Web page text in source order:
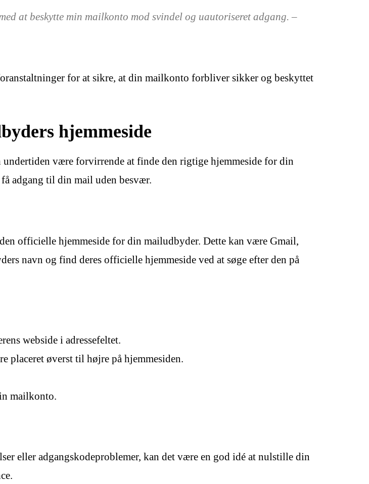
at beskytte min mailkonto mod svindel og uautoriseret adgang. –
for at sikre, at din mailkonto forbliver sikker og beskyttet
hjemmeside
være forvirrende at finde den rigtige hjemmeside for din
adgang til din mail uden besvær.
officielle hjemmeside for din mailudbyder. Dette kan være Gmail,
navn og find deres officielle hjemmeside ved at søge efter den på
webside i adressefeltet.
placeret øverst til højre på hjemmesiden.
mailkonto.
eller adgangskodeproblemer, kan det være en god idé at nulstille din